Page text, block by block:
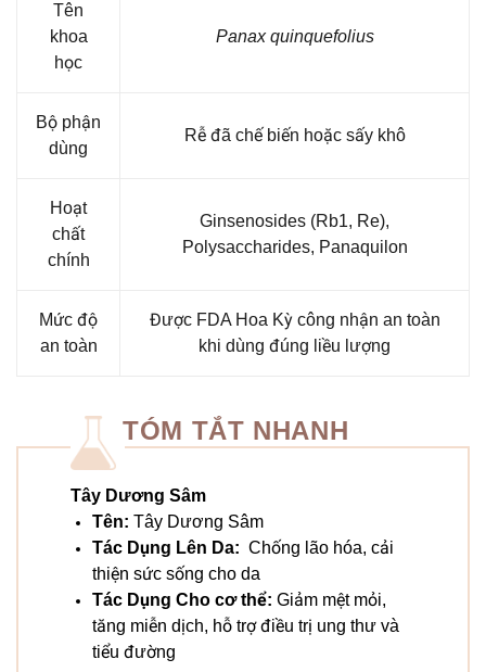
Tên
khoa
học
Panax quinquefolius
Bộ phận
dùng
Rễ đã chế biến hoặc sấy khô
Hoạt
chất
chính
Ginsenosides (Rb1, Re),
Polysaccharides, Panaquilon
Mức độ
an toàn
Được FDA Hoa Kỳ công nhận an toàn
khi dùng đúng liều lượng
TÓM TẮT NHANH
Tây Dương Sâm
Tên: Tây Dương Sâm
Tác Dụng Lên Da: Chống lão hóa, cải
thiện sức sống cho da
Tác Dụng Cho cơ thể: Giảm mệt mỏi,
tăng miễn dịch, hỗ trợ điều trị ung thư và
tiểu đường